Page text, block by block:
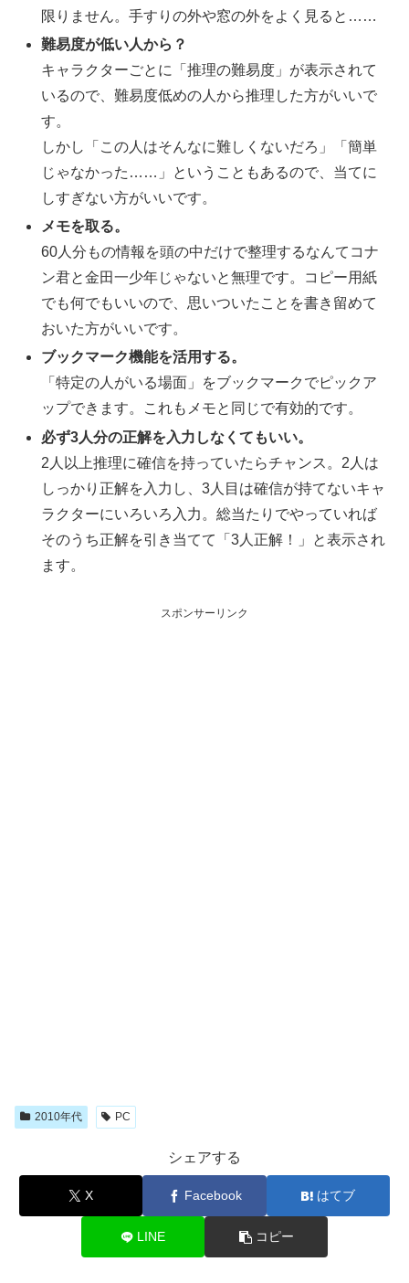
限りません。手すりの外や窓の外をよく見ると……
難易度が低い人から？
キャラクターごとに「推理の難易度」が表示されて
いるので、難易度低めの人から推理した方がいいで
す。
しかし「この人はそんなに難しくないだろ」「簡単
じゃなかった……」ということもあるので、当てに
しすぎない方がいいです。
メモを取る。
60人分もの情報を頭の中だけで整理するなんてコナ
ン君と金田一少年じゃないと無理です。コピー用紙
でも何でもいいので、思いついたことを書き留めて
おいた方がいいです。
ブックマーク機能を活用する。
「特定の人がいる場面」をブックマークでピックア
ップできます。これもメモと同じで有効的です。
必ず3人分の正解を入力しなくてもいい。
2人以上推理に確信を持っていたらチャンス。2人は
しっかり正解を入力し、3人目は確信が持てないキャ
ラクターにいろいろ入力。総当たりでやっていれば
そのうち正解を引き当てて「3人正解！」と表示され
ます。
スポンサーリンク
2010年代 PC
シェアする
X Facebook はてブ
LINE コピー